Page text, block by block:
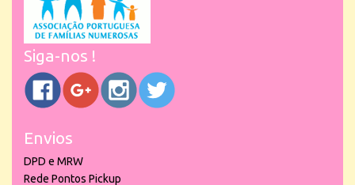
Siga-nos !
Envios
DPD e MRW
Rede Pontos Pickup